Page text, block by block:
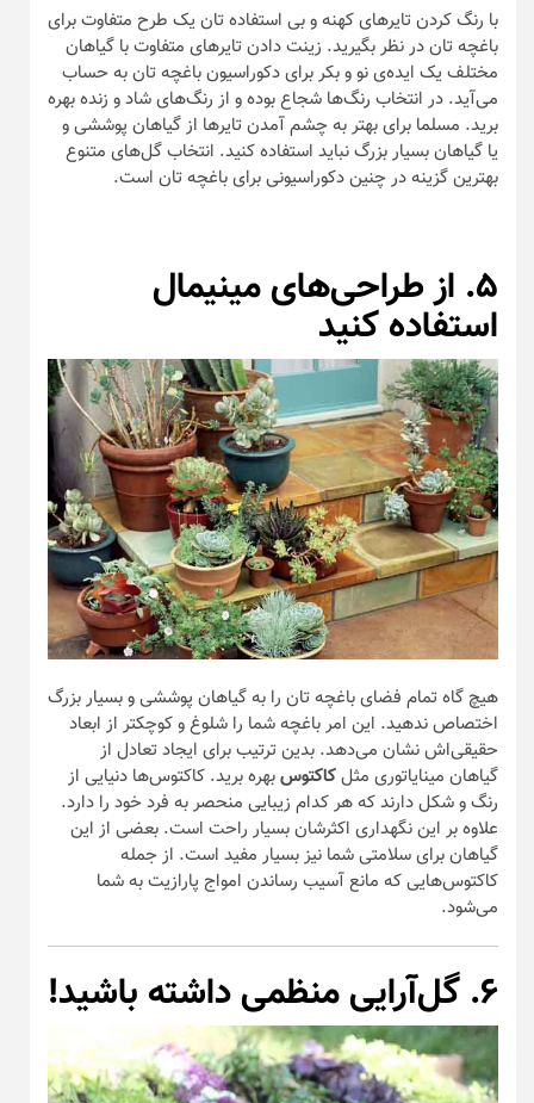
با رنگ کردن تایر‌های کهنه و بی استفاده تان یک طرح متفاوت برای
باغچه تان در نظر بگیرید. زینت دادن تایر‌های متفاوت با گیاهان
مختلف یک ایده‌ی نو و بکر برای دکوراسیون باغچه تان به حساب
می‌آید. در انتخاب رنگ‌ها شجاع بوده و از رنگ‌های شاد و زنده بهره
برید. مسلما برای بهتر به چشم آمدن تایر‌ها از گیاهان پوششی و
یا گیاهان بسیار بزرگ نباید استفاده کنید. انتخاب گل‌های متنوع
بهترین گزینه در چنین دکوراسیونی برای باغچه تان است.
۵. از طراحی‌های مینیمال
استفاده کنید
هیچ گاه تمام فضای باغچه تان را به گیاهان پوششی و بسیار بزرگ
اختصاص ندهید. این امر باغچه شما را شلوغ و کوچکتر از ابعاد
حقیقی‌اش نشان می‌دهد. بدین ترتیب برای ایجاد تعادل از
گیاهان مینایاتوری مثلکاکتوسبهره برید. کاکتوس‌ها دنیایی از
رنگ و شکل دارند که هر کدام زیبایی منحصر به فرد خود را دارد.
علاوه بر این نگهداری اکثرشان بسیار راحت است. بعضی از این
گیاهان برای سلامتی شما نیز بسیار مفید است. از جمله
کاکتوس‌هایی که مانع آسیب رساندن امواج پارازیت به شما
می‌شود.
۶. گل‌آرایی منظمی داشته باشید!